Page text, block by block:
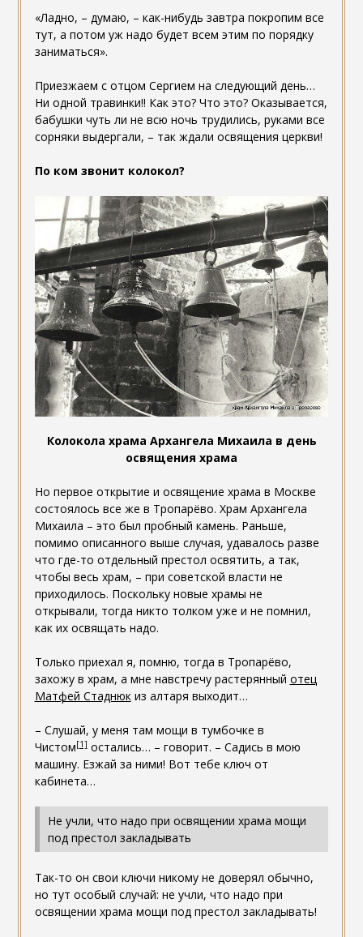
«Ладно, – думаю, – как-нибудь завтра покропим все
тут, а потом уж надо будет всем этим по порядку
заниматься».
Приезжаем с отцом Сергием на следующий день…
Ни одной травинки!! Как это? Что это? Оказывается,
бабушки чуть ли не всю ночь трудились, руками все
сорняки выдергали, – так ждали освящения церкви!
По ком звонит колокол?
Колокола храма Архангела Михаила в день
освящения храма
Но первое открытие и освящение храма в Москве
состоялось все же в Тропарёво. Храм Архангела
Михаила – это был пробный камень. Раньше,
помимо описанного выше случая, удавалось разве
что где-то отдельный престол освятить, а так,
чтобы весь храм, – при советской власти не
приходилось. Поскольку новые храмы не
открывали, тогда никто толком уже и не помнил,
как их освящать надо.
Только приехал я, помню, тогда в Тропарёво,
захожу в храм, а мне навстречу растерянный отец
Матфей Стаднюкиз алтаря выходит…
– Слушай, у меня там мощи в тумбочке в
Чистом[1]остались… – говорит. – Садись в мою
машину. Езжай за ними! Вот тебе ключ от
кабинета…
Не учли, что надо при освящении храма мощи
под престол закладывать
Так-то он свои ключи никому не доверял обычно,
но тут особый случай: не учли, что надо при
освящении храма мощи под престол закладывать!